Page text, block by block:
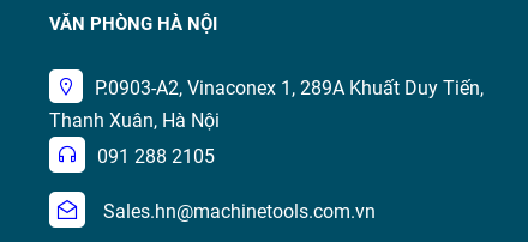
VĂN PHÒNG HÀ NỘI
P.0903-A2, Vinaconex 1, 289A Khuất Duy Tiến,
Thanh Xuân, Hà Nội
091 288 2105
Sales.hn@machinetools.com.vn